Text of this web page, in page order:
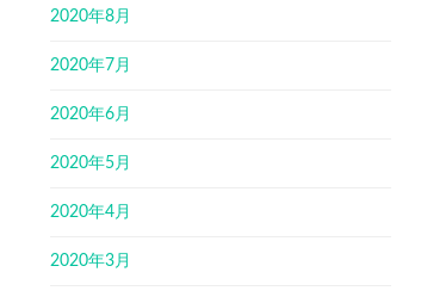
2020年8月
2020年7月
2020年6月
2020年5月
2020年4月
2020年3月